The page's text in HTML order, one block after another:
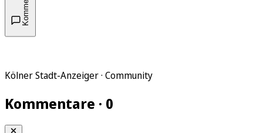
Kölner Stadt-Anzeiger · Community
Kommentare · 0